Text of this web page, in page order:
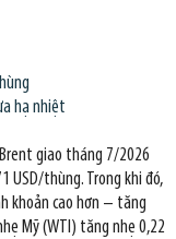
hạ nhiệt
giao tháng 7/2026
USD/thùng. Trong khi đó,
khoản cao hơn – tăng
Mỹ (WTI) tăng nhẹ 0,22